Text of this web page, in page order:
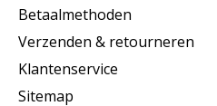
Betaalmethoden
Verzenden & retourneren
Klantenservice
Sitemap